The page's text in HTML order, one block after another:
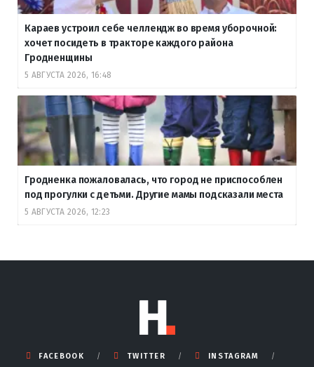
Караев устроил себе челлендж во время уборочной:
хочет посидеть в тракторе каждого района
Гродненщины
5 АВГУСТА 2026, 16:48
Гродненка пожаловалась, что город не приспособлен
под прогулки с детьми. Другие мамы подсказали места
5 АВГУСТА 2026, 12:23
FACEBOOK TWITTER INSTAGRAM